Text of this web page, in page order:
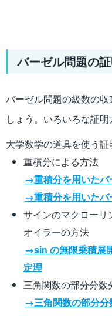
バーゼル問題の
バーゼル問題の級数の収
しょう。いろいろな証明
大学数学の道具を使う証
重積分による方法
→重積分を用いたバ
→重積分を用いたバ
サインのマクローリ
オイラーの方法
→sin の無限乗積展
定理
三角関数の部分分数
→三角関数の部分分